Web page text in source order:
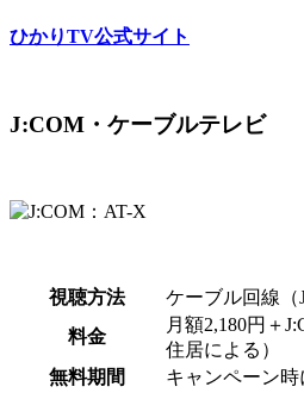
ひかりTV公式サイト
J:COM・ケーブルテレビ
視聴方法
ケーブル回線（
料金
月額2,180円＋
住居による）
無料期間
キャンペーン時